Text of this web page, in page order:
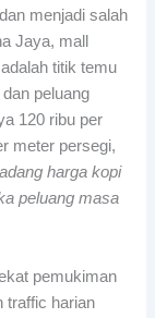
menjadi salah
Jaya, mall
titik temu
peluang
120 ribu per
meter persegi,
harga kopi
peluang masa
pemukiman
traffic harian